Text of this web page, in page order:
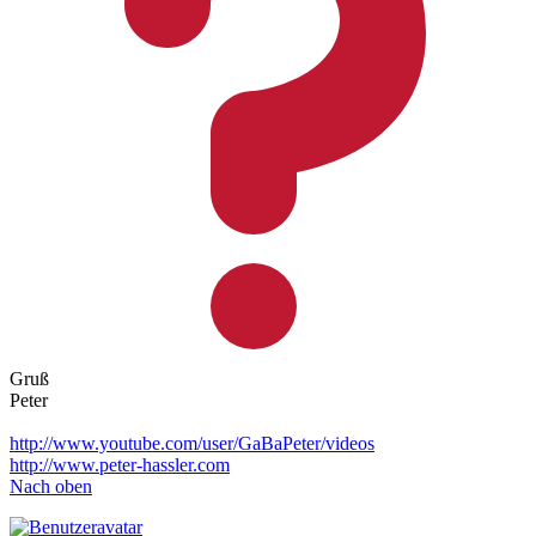
Gruß
Peter
http://www.youtube.com/user/GaBaPeter/videos
http://www.peter-hassler.com
Nach oben